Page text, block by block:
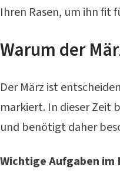
Ihren Rasen, um ihn fit
Warum der
Der März ist
markiert. In dieser Zeit
und benötigt daher
Wichtige Aufgaben im